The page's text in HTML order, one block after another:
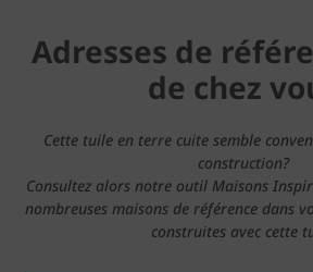
Adresses de
de chez
Cette tuile en terre cuite semble
construction?
Consultez alors notre outil Maisons
nombreuses maisons de référence dans
construites avec cette